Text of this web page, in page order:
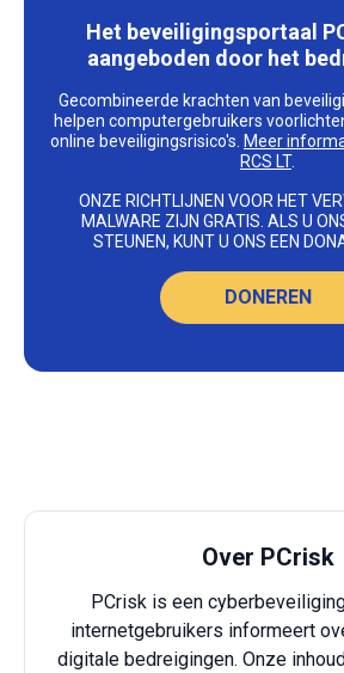
Het beveiligingsportaal
aangeboden door het
Gecombineerde krachten van
helpen computergebruikers
online beveiligingsrisico's. Meer
RCS LT.
ONZE RICHTLIJNEN VOOR HET
MALWARE ZIJN GRATIS. ALS U
STEUNEN, KUNT U ONS EEN
DONEREN
Over PCrisk
PCrisk is een
internetgebruikers informeert
digitale bedreigingen. Onze